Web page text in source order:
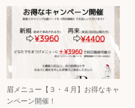
眉メニュー【３・４月】お得なキャ
ンペーン開催！